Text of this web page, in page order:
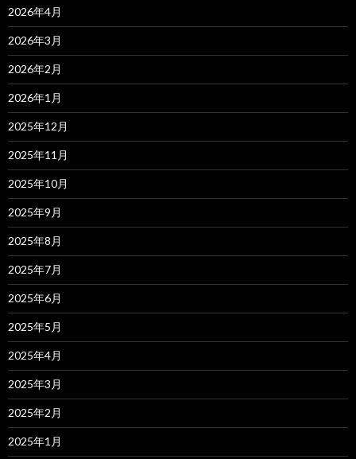
2026年4月
2026年3月
2026年2月
2026年1月
2025年12月
2025年11月
2025年10月
2025年9月
2025年8月
2025年7月
2025年6月
2025年5月
2025年4月
2025年3月
2025年2月
2025年1月